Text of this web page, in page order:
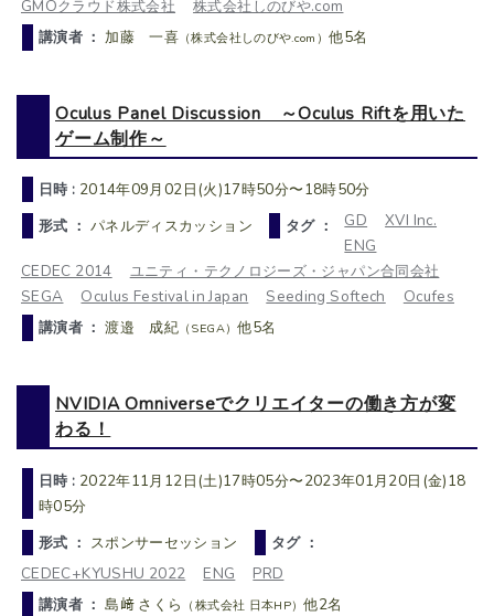
GMOクラウド株式会社
株式会社しのびや.com
講演者 ： 加藤 一喜 （株式会社しのびや.com）他5名
Oculus Panel Discussion ～Oculus Riftを用いた
ゲーム制作～
日時 : 2014年09月02日(火)17時50分〜18時50分
形式 ： パネルディスカッション タグ ： GD
XVI Inc.
ENG
CEDEC 2014
ユニティ・テクノロジーズ・ジャパン合同会社
SEGA
Oculus Festival in Japan Seeding Softech
Ocufes
講演者 ：渡邉 成紀 （SEGA）他5名
NVIDIA Omniverseでクリエイターの働き方が変
わる！
日時 : 2022年11月12日(土)17時05分〜2023年01月20日(金)18
時05分
形式 ： スポンサーセッション
タグ ：
CEDEC+KYUSHU 2022
ENG
PRD
講演者 ：島﨑 さくら （株式会社 日本HP）他2名